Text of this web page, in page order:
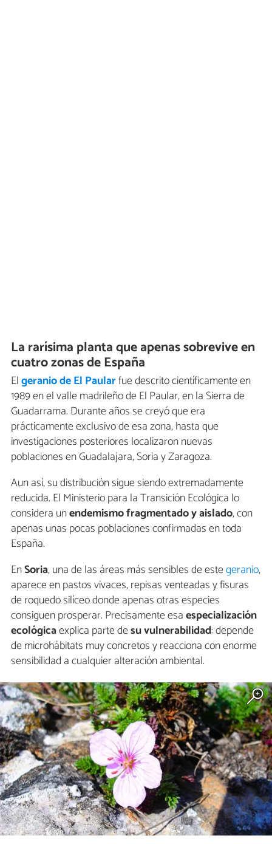
La rarísima planta que apenas sobrevive en
cuatro zonas de España
Elgeranio de El Paularfue descrito científicamente en
1989 en el valle madrileño de El Paular, en la Sierra de
Guadarrama. Durante años se creyó que era
prácticamente exclusivo de esa zona, hasta que
investigaciones posteriores localizaron nuevas
poblaciones en Guadalajara, Soria y Zaragoza.
Aun así, su distribución sigue siendo extremadamente
reducida. El Ministerio para la Transición Ecológica lo
considera unendemismo fragmentado y aislado, con
apenas unas pocas poblaciones confirmadas en toda
España.
EnSoria, una de las áreas más sensibles de estegeranio,
aparece en pastos vivaces, repisas venteadas y fisuras
de roquedo silíceo donde apenas otras especies
consiguen prosperar. Precisamente esaespecialización
ecológicaexplica parte desu vulnerabilidad: depende
de microhábitats muy concretos y reacciona con enorme
sensibilidad a cualquier alteración ambiental.